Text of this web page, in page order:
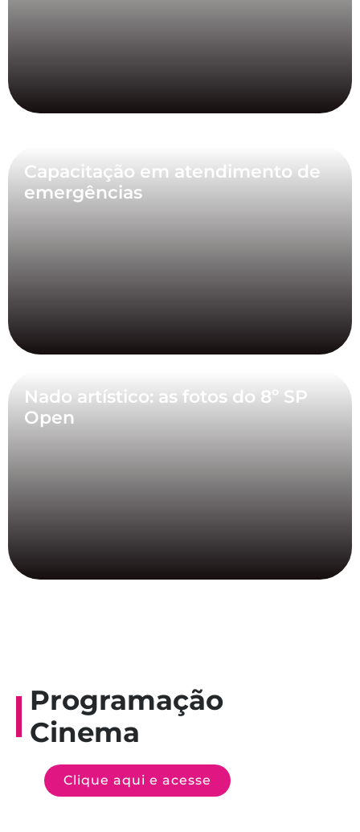
Capacitação em atendimento de
emergências
Nado artístico: as fotos do 8º SP
Open
Programação
Cinema
Clique aqui e acesse